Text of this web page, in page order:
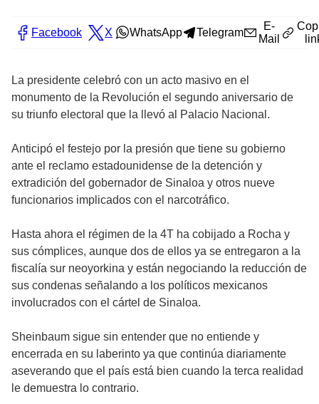
Facebook X WhatsApp Telegram
E-
Mail
La presidente celebró con un acto masivo en el
monumento de la Revolución el segundo aniversario de
su triunfo electoral que la llevó al Palacio Nacional.
Anticipó el festejo por la presión que tiene su gobierno
ante el reclamo estadounidense de la detención y
extradición del gobernador de Sinaloa y otros nueve
funcionarios implicados con el narcotráfico.
Hasta ahora el régimen de la 4T ha cobijado a Rocha y
sus cómplices, aunque dos de ellos ya se entregaron a la
fiscalía sur neoyorkina y están negociando la reducción de
sus condenas señalando a los políticos mexicanos
involucrados con el cártel de Sinaloa.
Sheinbaum sigue sin entender que no entiende y
encerrada en su laberinto ya que continúa diariamente
aseverando que el país está bien cuando la terca realidad
le demuestra lo contrario.